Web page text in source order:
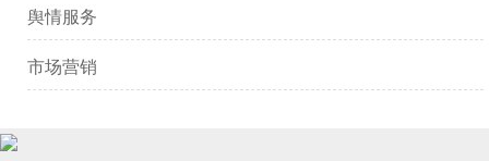
舆情服务
市场营销